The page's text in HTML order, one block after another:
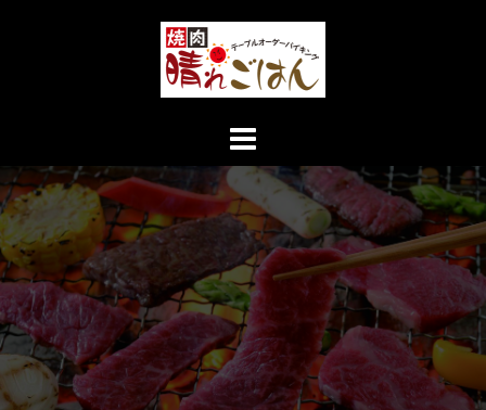
ス
キ
ッ
プ